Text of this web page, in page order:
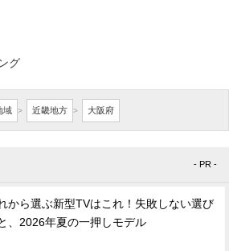
グ
域 > 近畿地方 > 大阪府
- PR -
から選ぶ新型TVはこれ！失敗しない選び
、2026年夏の一押しモデル